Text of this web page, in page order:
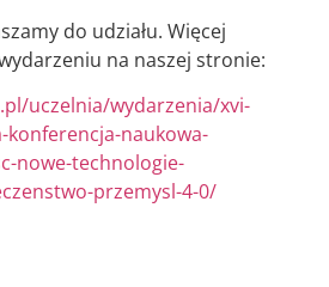
do udziału. Więcej
na naszej stronie:
uczelnia/wydarzenia/xvi-
naukowa-
nowe-technologie-
przemysl-4-0/